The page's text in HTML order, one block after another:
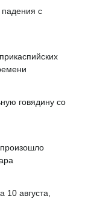
с
говядину со
августа,